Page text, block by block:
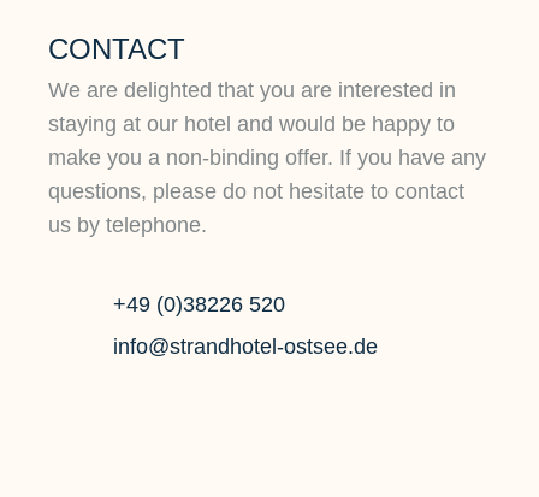
CONTACT
We are delighted that you are interested in
staying at our hotel and would be happy to
make you a non-binding offer. If you have any
questions, please do not hesitate to contact
us by telephone.
+49 (0)38226 520
info@strandhotel-ostsee.de